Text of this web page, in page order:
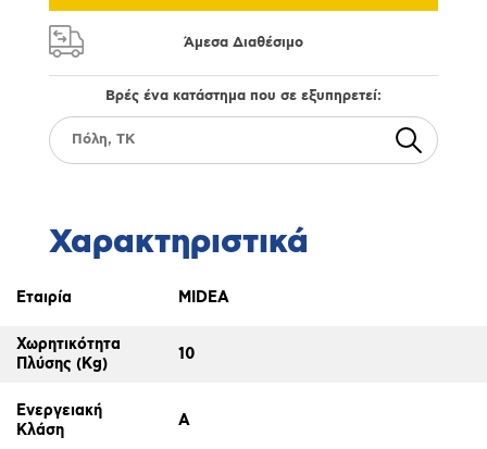
Άμεσα Διαθέσιμο
Βρές ένα κατάστημα που σε εξυπηρετεί:
Χαρακτηριστικά
Εταιρία MIDEA
Χωρητικότητα
Πλύσης (Kg)
10
Ενεργειακή
Κλάση
A